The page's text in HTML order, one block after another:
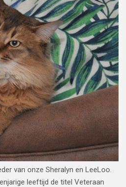
van onze Sheralyn en LeeLoo.
leeftijd de titel Veteraan